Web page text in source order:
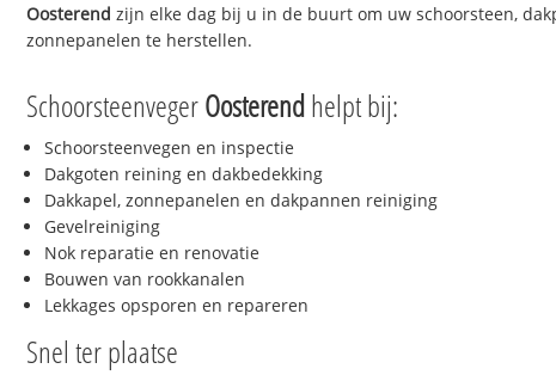
Oosterend zijn elke dag bij u in de buurt om uw schoorsteen,
zonnepanelen te herstellen.
SchoorsteenvegerOosterendhelpt bij:
Schoorsteenvegen en inspectie
Dakgoten reining en dakbedekking
Dakkapel, zonnepanelen en dakpannen reiniging
Gevelreiniging
Nok reparatie en renovatie
Bouwen van rookkanalen
Lekkages opsporen en repareren
Snel ter plaatse